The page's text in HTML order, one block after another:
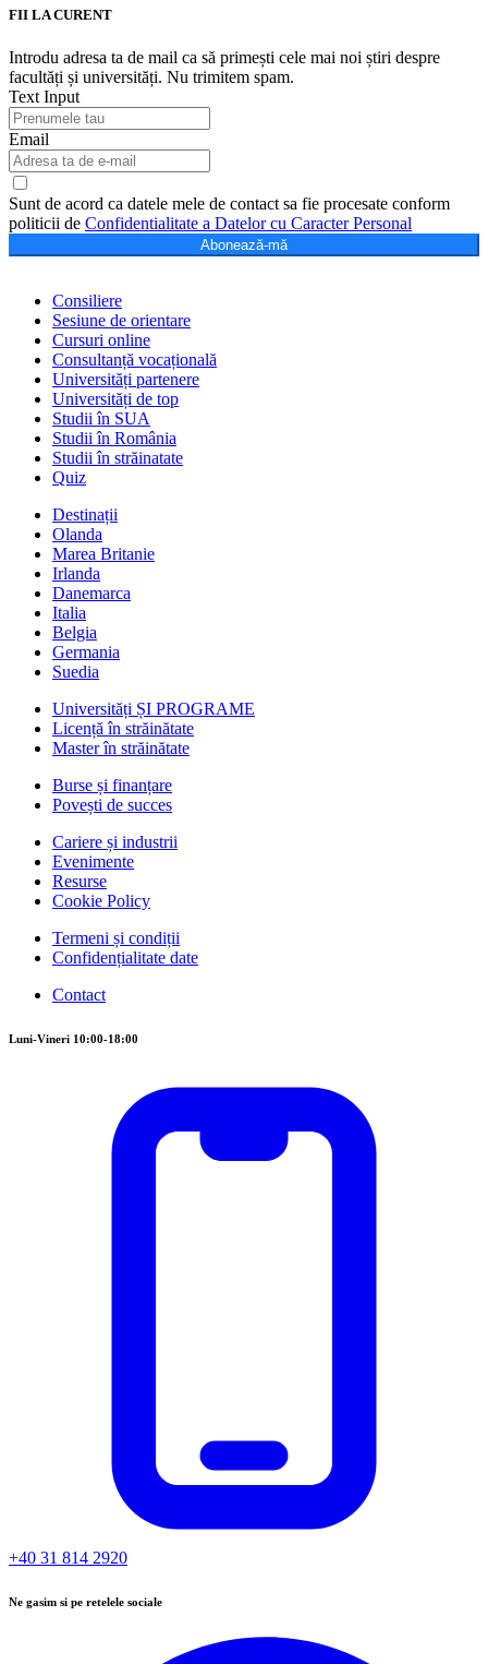
FII LA CURENT
Introdu adresa ta de mail ca să primești cele mai noi știri despre
facultăți și universități. Nu trimitem spam.
Text Input
Email
Sunt de acord ca datele mele de contact sa fie procesate conform
politicii de Confidentialitate a Datelor cu Caracter Personal
Abonează-mă
Consiliere
Sesiune de orientare
Cursuri online
Consultanță vocațională
Universități partenere
Universități de top
Studii în SUA
Studii în România
Studii în străinatate
Quiz
Destinații
Olanda
Marea Britanie
Irlanda
Danemarca
Italia
Belgia
Germania
Suedia
Universități ȘI PROGRAME
Licență în străinătate
Master în străinătate
Burse și finanțare
Povești de succes
Cariere și industrii
Evenimente
Resurse
Cookie Policy
Termeni și condiții
Confidențialitate date
Contact
Luni-Vineri 10:00-18:00
+40 31 814 2920
Ne gasim si pe retelele sociale